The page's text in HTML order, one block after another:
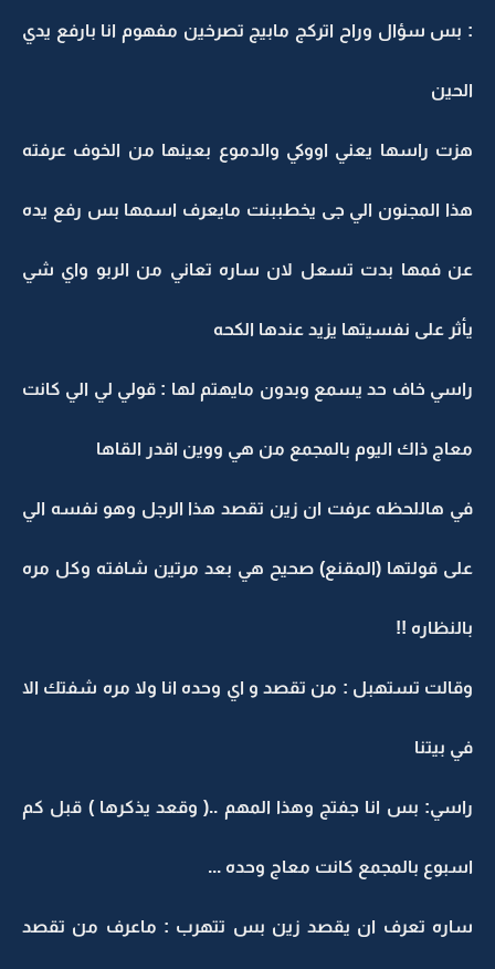
: بس سؤال وراح اتركج مابيج تصرخين مفهوم انا بارفع يدي
الحين
هزت راسها يعني اووكي والدموع بعينها من الخوف عرفته
هذا المجنون الي جى يخطببنت مايعرف اسمها بس رفع يده
عن فمها بدت تسعل لان ساره تعاني من الربو واي شي
يأثر على نفسيتها يزيد عندها الكحه
راسي خاف حد يسمع وبدون مايهتم لها : قولي لي الي كانت
معاج ذاك اليوم بالمجمع من هي ووين اقدر القاها
في هاللحظه عرفت ان زين تقصد هذا الرجل وهو نفسه الي
على قولتها (المقنع) صحيح هي بعد مرتين شافته وكل مره
بالنظاره !!
وقالت تستهبل : من تقصد و اي وحده انا ولا مره شفتك الا
في بيتنا
راسي: بس انا جفتج وهذا المهم ..( وقعد يذكرها ) قبل كم
اسبوع بالمجمع كانت معاج وحده ...
ساره تعرف ان يقصد زين بس تتهرب : ماعرف من تقصد